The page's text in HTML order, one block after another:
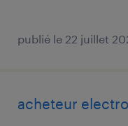
publié le 22 juillet
acheteur